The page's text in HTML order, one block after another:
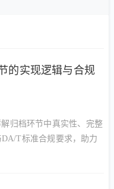
的实现逻辑与合规
归档环节中真实性、完整
T标准合规要求，助力